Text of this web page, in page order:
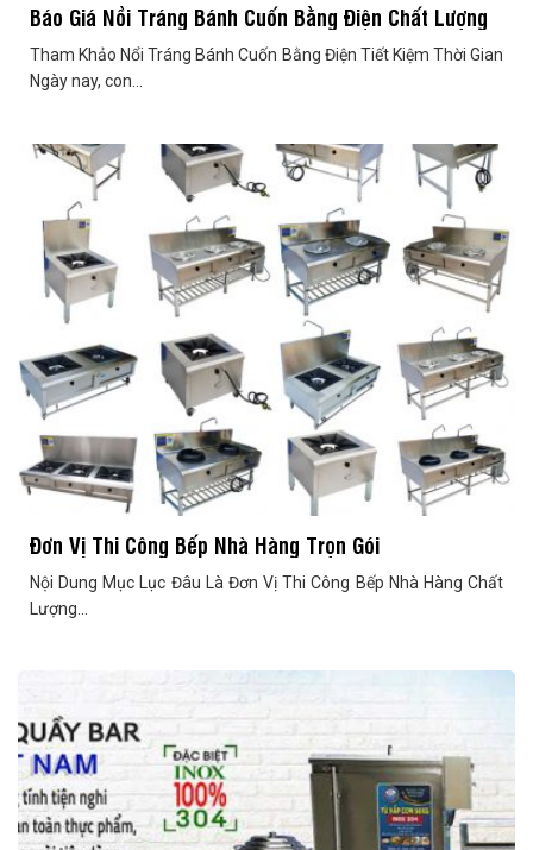
Báo Giá Nồi Tráng Bánh Cuốn Bằng Điện Chất Lượng
Tham Khảo Nổi Tráng Bánh Cuốn Bằng Điện Tiết Kiệm Thời Gian
Ngày nay, con...
Đơn Vị Thi Công Bếp Nhà Hàng Trọn Gói
Nội Dung Mục Lục Đâu Là Đơn Vị Thi Công Bếp Nhà Hàng Chất
Lượng...